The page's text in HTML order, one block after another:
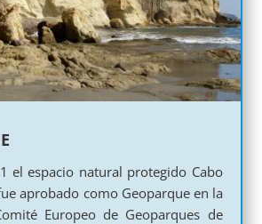
el espacio natural protegido Cabo
aprobado como Geoparque en la
Europeo de Geoparques de